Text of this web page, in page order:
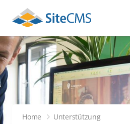
Home Unterstützung